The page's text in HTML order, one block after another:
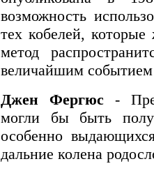
возможность
тех кобелей,
метод
величайшим событием
Джен Фергюс -
могли бы быть
особенно
дальние колена